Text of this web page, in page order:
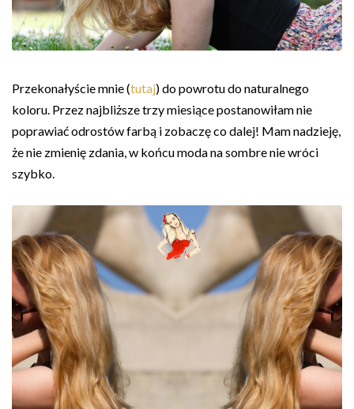
Przekonałyście mnie (tutaj) do powrotu do naturalnego
koloru. Przez najbliższe trzy miesiące postanowiłam nie
poprawiać odrostów farbą i zobaczę co dalej! Mam nadzieję,
że nie zmienię zdania, w końcu moda na sombre nie wróci
szybko.